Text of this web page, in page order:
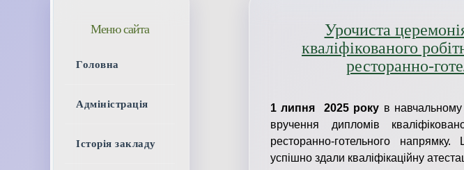
Урочиста
кваліфікованого
ресторанно-
1 липня 2025 року в навчальному
вручення дипломів
ресторанно-готельного
успішно здали кваліфікаційну
Меню сайта
Головна
Адміністрація
Історія закладу